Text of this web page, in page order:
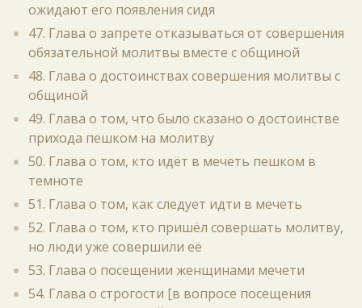
ожидают его появления сидя
47. Глава о запрете отказываться от совершения
обязательной молитвы вместе с общиной
48. Глава о достоинствах совершения молитвы с
общиной
49. Глава о том, что было сказано о достоинстве
прихода пешком на молитву
50. Глава о том, кто идёт в мечеть пешком в
темноте
51. Глава о том, как следует идти в мечеть
52. Глава о том, кто пришёл совершать молитву,
но люди уже совершили её
53. Глава о посещении женщинами мечети
54. Глава о строгости [в вопросе посещения